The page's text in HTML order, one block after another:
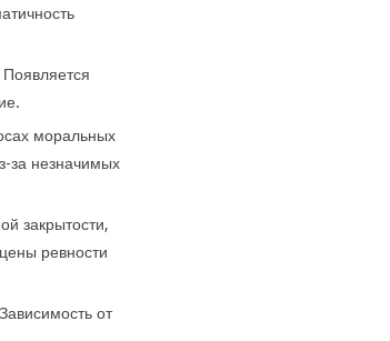
моральных
за незначимых
закрытости,
ревности
от